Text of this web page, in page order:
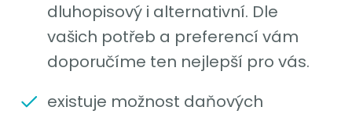
dluhopisový i alternativní. Dle
vašich potřeb a preferencí vám
doporučíme ten nejlepší pro vás.
existuje možnost daňových